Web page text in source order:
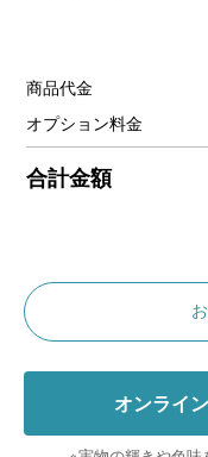
商品代金
オプション料金
合計金額
オンライ